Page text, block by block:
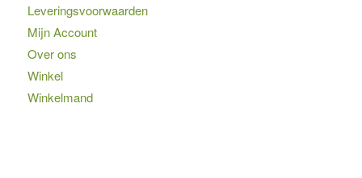
Leveringsvoorwaarden
Mijn Account
Over ons
Winkel
Winkelmand